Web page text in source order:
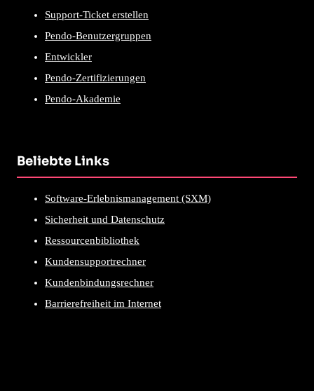
Support-Ticket erstellen
Pendo-Benutzergruppen
Entwickler
Pendo-Zertifizierungen
Pendo-Akademie
Beliebte Links
Software-Erlebnismanagement (SXM)
Sicherheit und Datenschutz
Ressourcenbibliothek
Kundensupportrechner
Kundenbindungsrechner
Barrierefreiheit im Internet